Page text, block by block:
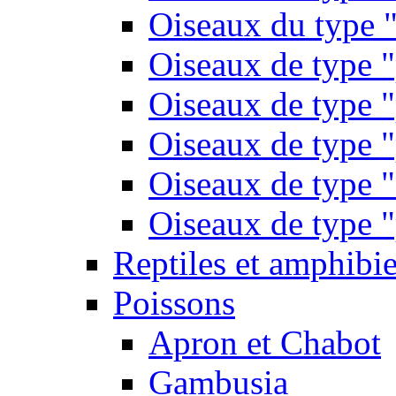
Oiseaux du type
Oiseaux de type
Oiseaux de type
Oiseaux de type
Oiseaux de type
Oiseaux de type
Reptiles et
Poissons
Apron et Chabot
Gambusia